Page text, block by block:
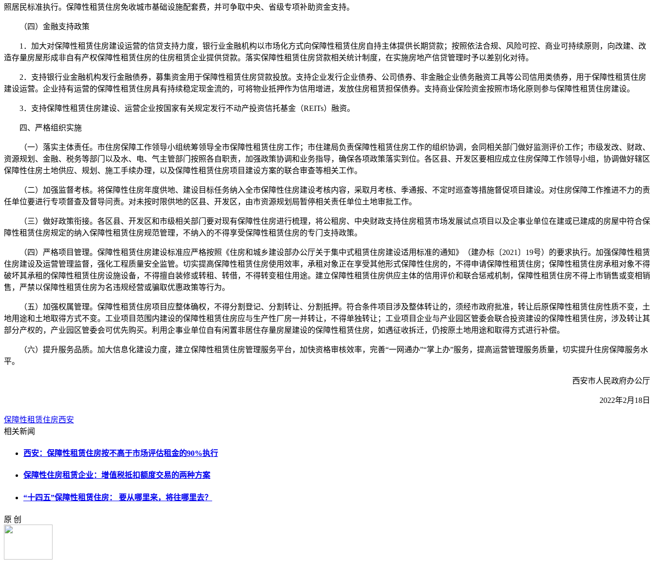
照居民标准执行。保障性租赁住房免收城市基础设施配套费，并可争取中央、省级专项补助资金支持。
（四）金融支持政策
1．加大对保障性租赁住房建设运营的信贷支持力度，银行业金融机构以市场化方式向保障性租赁住房自持主体提供长期贷款；按照依法合规、风险可控、商业可持续原则，向改建、改
造存量房屋形成非自有产权保障性租赁住房的住房租赁企业提供贷款。落实保障性租赁住房贷款相关统计制度，在实施房地产信贷管理时予以差别化对待。
2．支持银行业金融机构发行金融债券，募集资金用于保障性租赁住房贷款投放。支持企业发行企业债券、公司债券、非金融企业债务融资工具等公司信用类债券，用于保障性租赁住房
建设运营。企业持有运营的保障性租赁住房具有持续稳定现金流的，可将物业抵押作为信用增进，发放住房租赁担保债券。支持商业保险资金按照市场化原则参与保障性租赁住房建设。
3．支持保障性租赁住房建设、运营企业按国家有关规定发行不动产投资信托基金（REITs）融资。
四、严格组织实施
（一）落实主体责任。市住房保障工作领导小组统筹领导全市保障性租赁住房工作；市住建局负责保障性租赁住房工作的组织协调，会同相关部门做好监测评价工作；市级发改、财政、
资源规划、金融、税务等部门以及水、电、气主管部门按照各自职责，加强政策协调和业务指导，确保各项政策落实到位。各区县、开发区要相应成立住房保障工作领导小组，协调做好辖区
保障性住房土地供应、规划、施工手续办理，以及保障性租赁住房项目建设方案的联合审查等相关工作。
（二）加强监督考核。将保障性住房年度供地、建设目标任务纳入全市保障性住房建设考核内容，采取月考核、季通报、不定时巡查等措施督促项目建设。对住房保障工作推进不力的责
任单位要进行专项督查及督导问责。对未按时限供地的区县、开发区，由市资源规划局暂停相关责任单位土地审批工作。
（三）做好政策衔接。各区县、开发区和市级相关部门要对现有保障性住房进行梳理，将公租房、中央财政支持住房租赁市场发展试点项目以及企事业单位在建或已建成的房屋中符合保
障性租赁住房规定的纳入保障性租赁住房规范管理，不纳入的不得享受保障性租赁住房的专门支持政策。
（四）严格项目管理。保障性租赁住房建设标准应严格按照《住房和城乡建设部办公厅关于集中式租赁住房建设适用标准的通知》（建办标〔2021〕19号）的要求执行。加强保障性租赁
住房建设及运营管理监督，强化工程质量安全监管。切实提高保障性租赁住房使用效率，承租对象正在享受其他形式保障性住房的，不得申请保障性租赁住房；保障性租赁住房承租对象不得
破坏其承租的保障性租赁住房设施设备，不得擅自装修或转租、转借，不得转变租住用途。建立保障性租赁住房供应主体的信用评价和联合惩戒机制，保障性租赁住房不得上市销售或变相销
售，严禁以保障性租赁住房为名违规经营或骗取优惠政策等行为。
（五）加强权属管理。保障性租赁住房项目应整体确权，不得分割登记、分割转让、分割抵押。符合条件项目涉及整体转让的，须经市政府批准，转让后原保障性租赁住房性质不变，土
地用途和土地取得方式不变。工业项目范围内建设的保障性租赁住房应与生产性厂房一并转让，不得单独转让；工业项目企业与产业园区管委会联合投资建设的保障性租赁住房，涉及转让其
部分产权的，产业园区管委会可优先购买。利用企事业单位自有闲置非居住存量房屋建设的保障性租赁住房，如遇征收拆迁，仍按原土地用途和取得方式进行补偿。
（六）提升服务品质。加大信息化建设力度，建立保障性租赁住房管理服务平台，加快资格审核效率，完善“一网通办”“掌上办”服务，提高运营管理服务质量，切实提升住房保障服务水
平。
西安市人民政府办公厅
2022年2月18日
保障性租赁住房西安
相关新闻
西安：保障性租赁住房按不高于市场评估租金的90%执行
保障性住房租赁企业：增值税抵扣额度交易的两种方案
“十四五”保障性租赁住房： 要从哪里来，将往哪里去？
原 创